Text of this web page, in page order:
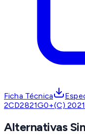
Ficha Técnica
2CD2821G0+(C)
Alternativas